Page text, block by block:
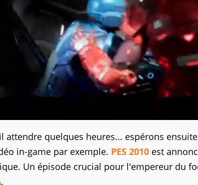
attendre quelques heures... espérons
in-game par exemple. PES 2010 est
Un épisode crucial pour l'empereur du
.